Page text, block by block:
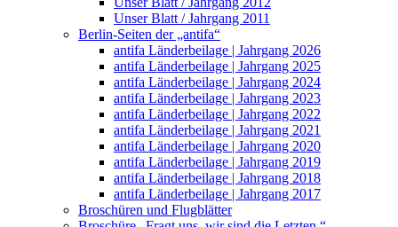
Unser Blatt / Jahrgang 2011
Berlin-Seiten der „antifa“
antifa Länderbeilage | Jahrgang 2026
antifa Länderbeilage | Jahrgang 2025
antifa Länderbeilage | Jahrgang 2024
antifa Länderbeilage | Jahrgang 2023
antifa Länderbeilage | Jahrgang 2022
antifa Länderbeilage | Jahrgang 2021
antifa Länderbeilage | Jahrgang 2020
antifa Länderbeilage | Jahrgang 2019
antifa Länderbeilage | Jahrgang 2018
antifa Länderbeilage | Jahrgang 2017
Broschüren und Flugblätter